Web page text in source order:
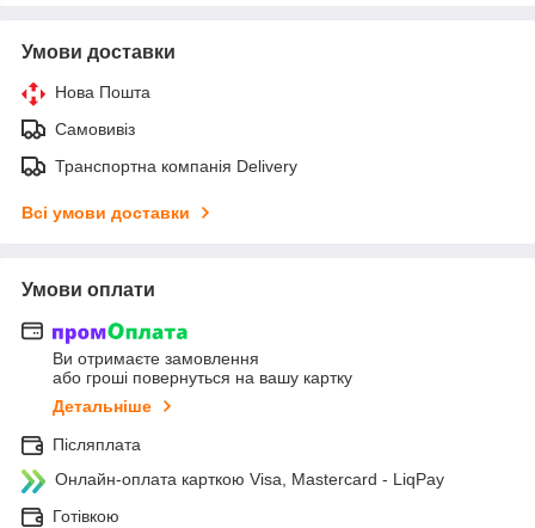
Умови доставки
Нова Пошта
Самовивіз
Транспортна компанія Delivery
Всі умови доставки
Умови оплати
Ви отримаєте замовлення
або гроші повернуться на вашу картку
Детальніше
Післяплата
Онлайн-оплата карткою Visa, Mastercard - LiqPay
Готівкою